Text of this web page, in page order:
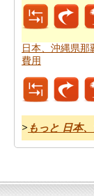
のルートプラ
日本、沖縄県那
費用
> もっと 日本